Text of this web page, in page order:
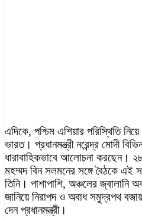
এদিকে, পশ্চিম এশিয়ার পরিস্থিতি
ভারত। প্রধানমন্ত্রী নরেন্দ্র মোদী
ধারাবাহিকভাবে আলোচনা করছেন।
মহম্মদ বিন সলমনের সঙ্গে বৈঠকে এই
তিনি। পাশাপাশি, অঞ্চলের জ্বালানি
জানিয়ে নিরাপদ ও অবাধ সমুদ্রপথ
দেন প্রধানমন্ত্রী।